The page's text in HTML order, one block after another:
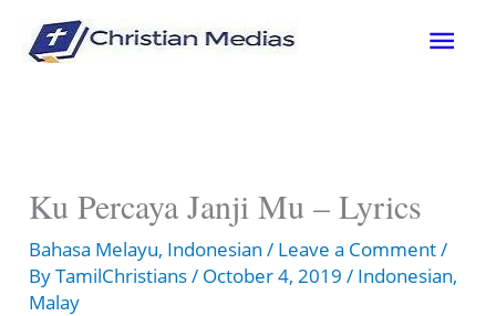
Ku Percaya Janji Mu – Lyrics
Bahasa Melayu, Indonesian / Leave a Comment/
ByTamilChristians/ October 4, 2019/ Indonesian,
Malay